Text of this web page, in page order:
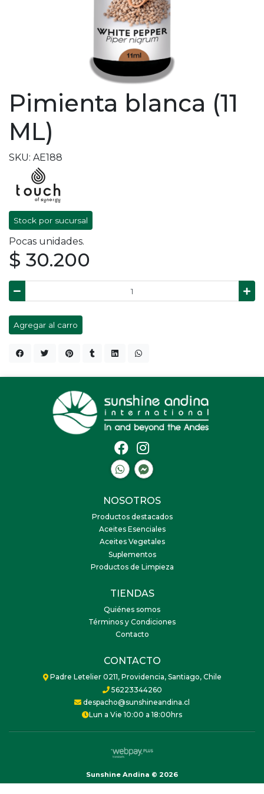
Pimienta blanca (11
ML)
SKU: AE188
Stock por sucursal
Pocas unidades.
$ 30.200
Agregar al carro
NOSOTROS
Productos destacados
Aceites Esenciales
Aceites Vegetales
Suplementos
Productos de Limpieza
TIENDAS
Quiénes somos
Términos y Condiciones
Contacto
CONTACTO
Padre Letelier 0211, Providencia, Santiago, Chile
56223344260
despacho@sunshineandina.cl
Lun a Vie 10:00 a 18:00hrs
Sunshine Andina © 2026
Creado porBsale